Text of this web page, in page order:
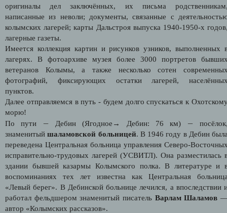
оригиналы дел заключённых, их письма
написанные из неволи; документы, связанные с
колымских лагерей; карты Дальстроя выпуска 1940-1950-х
лагерные газеты.
Имеется коллекция картин и рисунков узников, выполненных
лагерях. В фотоархиве музея более 3000 портретов
ветеранов Колымы, а также несколько сотен
фотографий, фиксирующих остатки лагерей,
пунктов.
Далее отправляемся в путь - будем долго спускаться к
морю!
По пути
— Дебин (Ягодное→ Дебин: 76 км) —
знаменитыйшаламовской больницей. В 1946 году в Дебин
переведена Центральная больница управления Северо-
исправительно-трудовых лагерей (УСВИТЛ). Она разместилась
здании бывшей казармы Колымского полка. В литературе и
воспоминаниях тех лет известна как Центральная
«Левый берег». В Дебинской больнице лечился, а впоследствии
работал фельдшером знаменитый писатель Варлам Шаламов
автор «Колымских рассказов».